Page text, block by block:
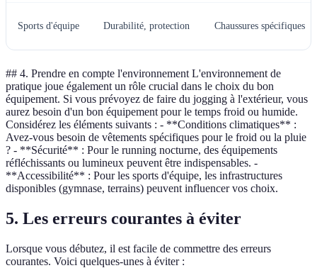
Sports d'équipe Durabilité, protection Chaussures spécifiques
## 4. Prendre en compte l'environnement L'environnement de
pratique joue également un rôle crucial dans le choix du bon
équipement. Si vous prévoyez de faire du jogging à l'extérieur, vous
aurez besoin d'un bon équipement pour le temps froid ou humide.
Considérez les éléments suivants : - **Conditions climatiques** :
Avez-vous besoin de vêtements spécifiques pour le froid ou la pluie
? - **Sécurité** : Pour le running nocturne, des équipements
réfléchissants ou lumineux peuvent être indispensables. -
**Accessibilité** : Pour les sports d'équipe, les infrastructures
disponibles (gymnase, terrains) peuvent influencer vos choix.
5. Les erreurs courantes à éviter
Lorsque vous débutez, il est facile de commettre des erreurs
courantes. Voici quelques-unes à éviter :